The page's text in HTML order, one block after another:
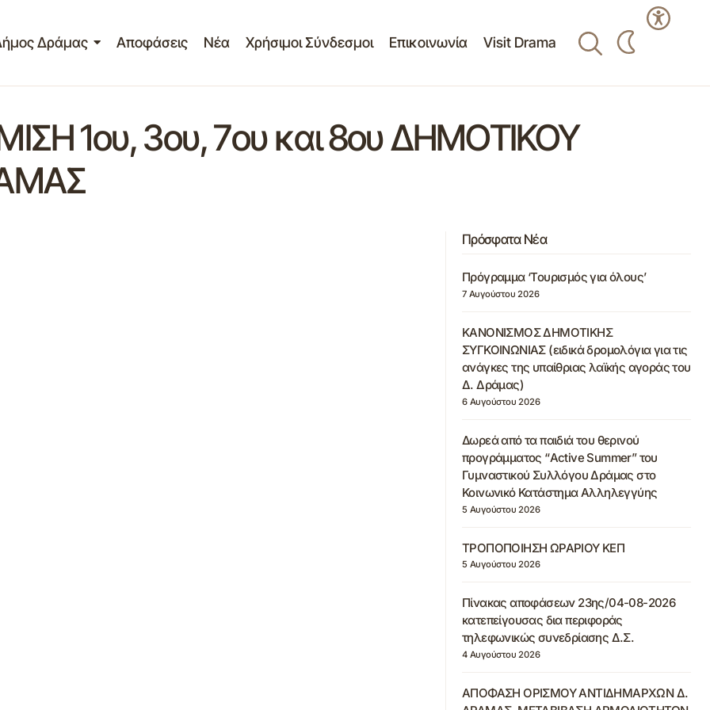
Δράμας Αποφάσεις Νέα Χρήσιμοι Σύνδεσμοι Επικοινωνία Visit Drama
1ου, 3ου, 7ου και 8ου ΔΗΜΟΤΙΚΟΥ
Πρόσφατα Νέα
Πρόγραμμα ‘Τουρισμός για όλους’
7 Αυγούστου 2026
ΚΑΝΟΝΙΣΜΟΣ ΔΗΜΟΤΙΚΗΣ
ΣΥΓΚΟΙΝΩΝΙΑΣ (ειδικά δρομολόγια για τις
ανάγκες της υπαίθριας λαϊκής αγοράς του
Δ. Δράμας)
6 Αυγούστου 2026
Δωρεά από τα παιδιά του θερινού
προγράμματος “Active Summer” του
Γυμναστικού Συλλόγου Δράμας στο
Κοινωνικό Κατάστημα Αλληλεγγύης
5 Αυγούστου 2026
ΤΡΟΠΟΠΟΙΗΣΗ ΩΡΑΡΙΟΥ ΚΕΠ
5 Αυγούστου 2026
Πίνακας αποφάσεων 23ης/04-08-2026
κατεπείγουσας δια περιφοράς
τηλεφωνικώς συνεδρίασης Δ.Σ.
4 Αυγούστου 2026
ΑΠΟΦΑΣΗ ΟΡΙΣΜΟΥ ΑΝΤΙΔΗΜΑΡΧΩΝ Δ.